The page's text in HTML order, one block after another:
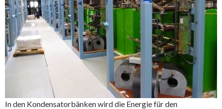
In den Kondensatorbänken wird die Energie für den